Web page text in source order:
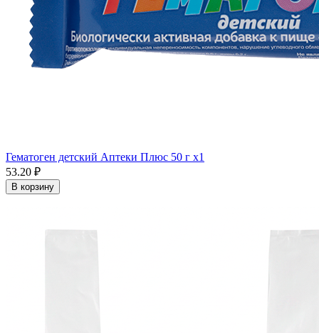
Гематоген детский Аптеки Плюс 50 г x1
53.20 ₽
В корзину